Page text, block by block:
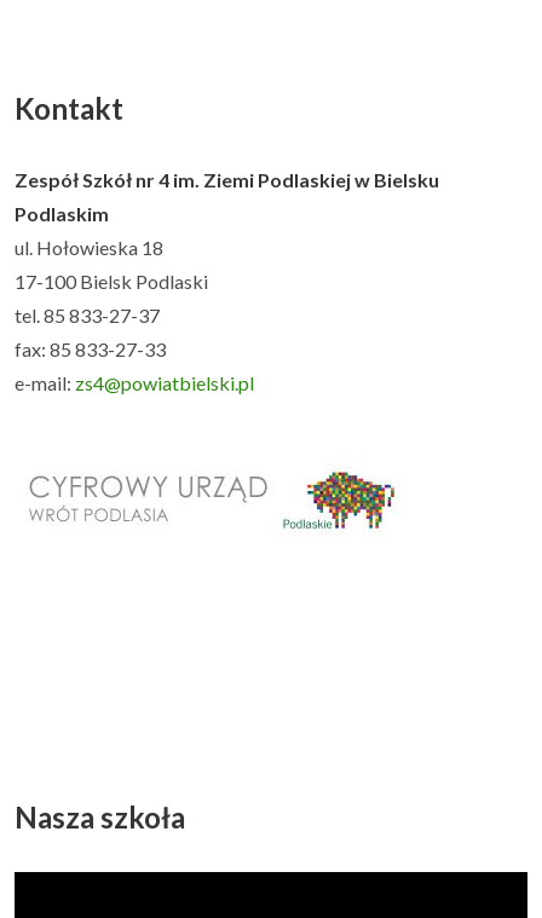
Kontakt
Zespół Szkół nr 4 im. Ziemi Podlaskiej w Bielsku
Podlaskim
ul. Hołowieska 18
17-100 Bielsk Podlaski
tel. 85 833-27-37
fax: 85 833-27-33
e-mail: zs4@powiatbielski.pl
Nasza szkoła